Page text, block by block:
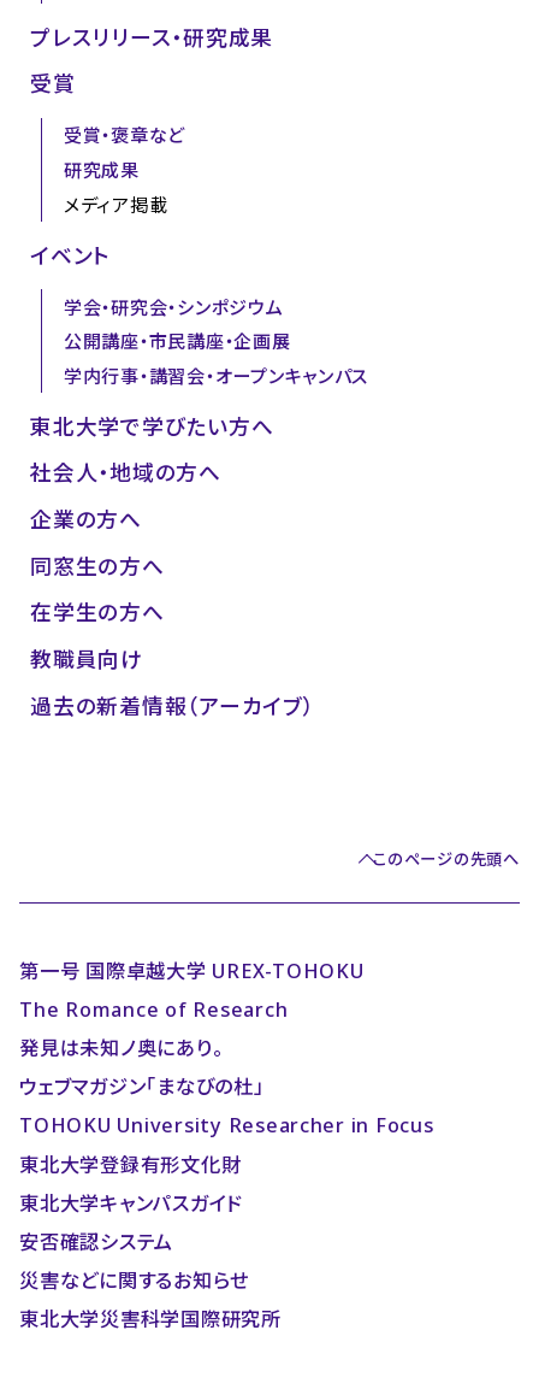
プレスリリース・研究成果
受賞
受賞・褒章など
研究成果
メディア掲載
イベント
学会・研究会・シンポジウム
公開講座・市民講座・企画展
学内行事・講習会・オープンキャンパス
東北大学で学びたい方へ
社会人・地域の方へ
企業の方へ
同窓生の方へ
在学生の方へ
教職員向け
過去の新着情報（アーカイブ）
このページの先頭へ
第一号 国際卓越大学 UREX-TOHOKU
The Romance of Research
発見は未知ノ奥にあり。
ウェブマガジン「まなびの杜」
TOHOKU University Researcher in Focus
東北大学登録有形文化財
東北大学キャンパスガイド
安否確認システム
災害などに関するお知らせ
東北大学災害科学国際研究所